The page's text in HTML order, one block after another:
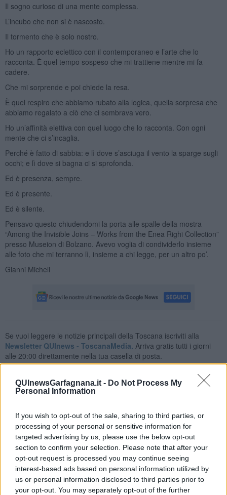
QUInewsGarfagnana.it - Do Not Process My
Personal Information
If you wish to opt-out of the sale, sharing to third parties, or
processing of your personal or sensitive information for
targeted advertising by us, please use the below opt-out
section to confirm your selection. Please note that after your
opt-out request is processed you may continue seeing
interest-based ads based on personal information utilized by
us or personal information disclosed to third parties prior to
your opt-out. You may separately opt-out of the further
Il sogno curioso di una mente complessa.
L’incubo che non si è nascosto.
Il tormento che è solo nostro.
Ho un rapporto eclettico con il contemporaneo e l’arte che lo
racconta. È quel tempo sospeso che mi trattiene mentre mi fa
cadere.
Che mi sorprende e poi chiede la resa.
È quel respiro che abbiamo rubato alla logica, quella sorpresa che
abbiamo regalato a ciò che ci sembrava vero.
Ho un’affinità elettiva con quel luogo che lo racconta. Con ogni
mente che ci s’incaglia.
Perché è fatto di sabbia: e lì dove s’asciuga il vento la sparge sugli
occhi; e lì dove si bagna ci si sprofonda.
Ed è presenza, sempre.
Ed è presente.
Ed è silente.
Pensavo questo chiudendomi la porta alle spalle della mostra
“Among the Invisible Joins – Works from the Enea Righi Collection”
presso Museion di Bolzano. Avevo voglia di condividerlo insieme
alle foto che mi terranno lì, insieme a chi legge, per un altro po’.
Gianni Micheli
Se vuoi leggere le notizie principali della Toscana iscriviti alla
Newsletter QUInews - ToscanaMedia. Arriva gratis tutti i giorni
alle 20:00 direttamente nella tua casella di posta.
Fotogallery